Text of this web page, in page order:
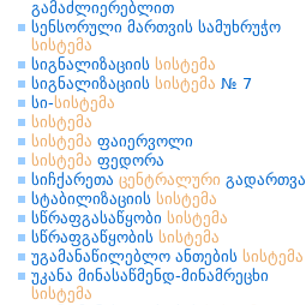
გამაძლიერებლით
სენსორული მართვის სამუხრუჭო
სისტემა
სიგნალიზაციის სისტემა
სიგნალიზაციის სისტემა № 7
სი-სისტემა
სისტემა
სისტემა ფაიერვოლი
სისტემა ფედორა
სიჩქარეთა ცენტრალური გადართვა
სტაბილიზაციის სისტემა
სწრაფგასაწყობი სისტემა
სწრაფგაწყობის სისტემა
უგამანაწილებლო ანთების სისტემა
უკანა მინასაწმენდ-მინამრეცხი
სისტემა